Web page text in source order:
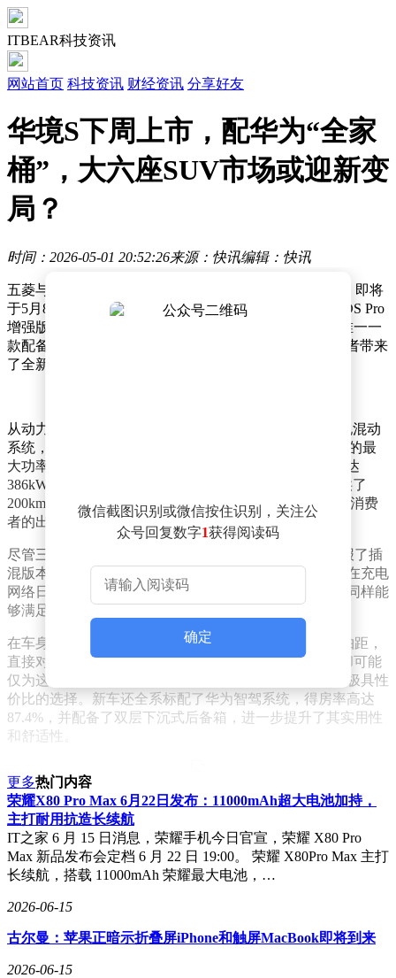
ITBEAR科技资讯
网站首页 科技资讯 财经资讯 分享好友
华境S下周上市，配华为“全家
桶”，大六座SUV市场或迎新变
局？
时间：2026-05-01 20:52:26来源：快讯编辑：快讯
五菱与华为携手打造的全新旗舰大六座SUV——华境S，即将
于5月8日正式登陆市场。这款新车全系标配华为乾崑ADS Pro
增强版、鸿蒙座舱5以及乾崑车云系统，成为同级别中唯一一
款配备“华为全家桶”的全尺寸大六座SUV，无疑为消费者带来
了全新的智能出行体验。
从动力配置来看，华境S首发四款车型均搭载了1.5T插电混动
系统，并匹配了电磁式DHT变速箱。其中，两驱版车型的最
大功率达到了200kW，而四驱版车型的综合功率更是高达
386kW，百公里加速时间轻松进入5秒级别。新车还提供了
200km、235km、255km三种纯电续航版本，满足了不同消费
者的出行需求。
尽管三电参数表现亮眼，但遗憾的是，目前华境S仅申报了插
混版本，纯电版车型的具体上市时间尚未明确。不过，在充电
网络日益完善的背景下，长续航插混搭配快充的方案，同样能
够满足大多数消费者的日常使用需求。
在车身尺寸方面，华境S以5235mm的车长和3105mm的轴距，
直接对标理想L9和问界M9等高端车型。然而，其价格却可能
仅为这些竞品的一半左右，这无疑为消费者提供了一个极具性
价比的选择。新车还全系标配了华为智驾系统，得房率高达
87.4%，并配备了双层下沉式后备箱，进一步提升了其实用性
和舒适性。
当然，华境S的最终售价还需等待5月8日的官方公布。如果其
售价能够成功杀入16万元区间，那么这款新车无疑将在市场上
掀起一场风暴，大六座SUV市场的格局也将因此发生深刻变
化。
微信截图识别或微信按住识别，关注公
众号回复数字1获得阅读码
确定
更多热门内容
荣耀X80 Pro Max 6月22日发布：11000mAh超大电池加持，
主打耐用抗造长续航
IT之家 6 月 15 日消息，荣耀手机今日官宣，荣耀 X80 Pro
Max 新品发布会定档 6 月 22 日 19:00。 荣耀 X80Pro Max 主打
长续航，搭载 11000mAh 荣耀最大电池，…
2026-06-15
古尔曼：苹果正暗示折叠屏iPhone和触屏MacBook即将到来
2026-06-15